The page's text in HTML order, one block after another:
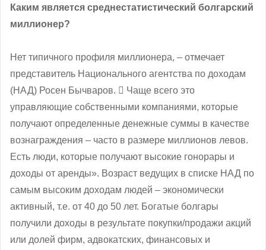
Каким является среднестатистический болгарский
миллионер?
Нет типичного профиля миллионера, – отмечает
представитель Национального агентства по доходам
(НАД) Росен Бычваров.  Чаще всего это
управляющие собственными компаниями, которые
получают определенные денежные суммы в качестве
вознаграждения – часто в размере миллионов левов.
Есть люди, которые получают высокие гонорары и
доходы от аренды». Возраст ведущих в списке НАД по
самым высоким доходам людей – экономически
активный, т.е. от 40 до 50 лет. Богатые болгары
получили доходы в результате покупки/продажи акций
или долей фирм, адвокатских, финансовых и